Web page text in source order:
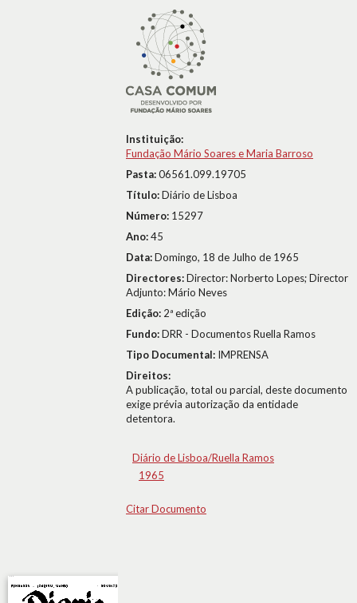
Instituição:
Fundação Mário Soares e Maria Barroso
Pasta:06561.099.19705
Título:Diário de Lisboa
Número: 15297
Ano:45
Data:Domingo, 18 de Julho de 1965
Directores:Director: Norberto Lopes; Director
Adjunto: Mário Neves
Edição: 2ª edição
Fundo:DRR - Documentos Ruella Ramos
Tipo Documental: IMPRENSA
Direitos:
A publicação, total ou parcial, deste documento
exige prévia autorização da entidade
detentora.
Diário de Lisboa/Ruella Ramos
1965
Citar Documento